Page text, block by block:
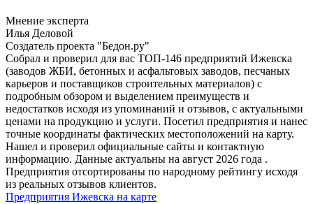
Мнение эксперта
Илья Деловой
Создатель проекта "Бедон.ру"
Собрал и проверил для вас ТОП-146 предприятий Ижевска
(заводов ЖБИ, бетонных и асфальтовых заводов, песчаных
карьеров и поставщиков строительных материалов) с
подробным обзором и выделением преимуществ и
недостатков исходя из упоминаний и отзывов, с актуальными
ценами на продукцию и услуги. Посетил предприятия и нанес
точные координаты фактических местоположений на карту.
Нашел и проверил официальные сайты и контактную
информацию. Данные актуальны на август 2026 года .
Предприятия отсортированы по народному рейтингу исходя
из реальных отзывов клиентов.
Предприятия Ижевска на карте